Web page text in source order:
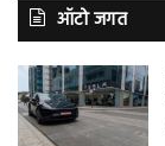
ऑटो जगत